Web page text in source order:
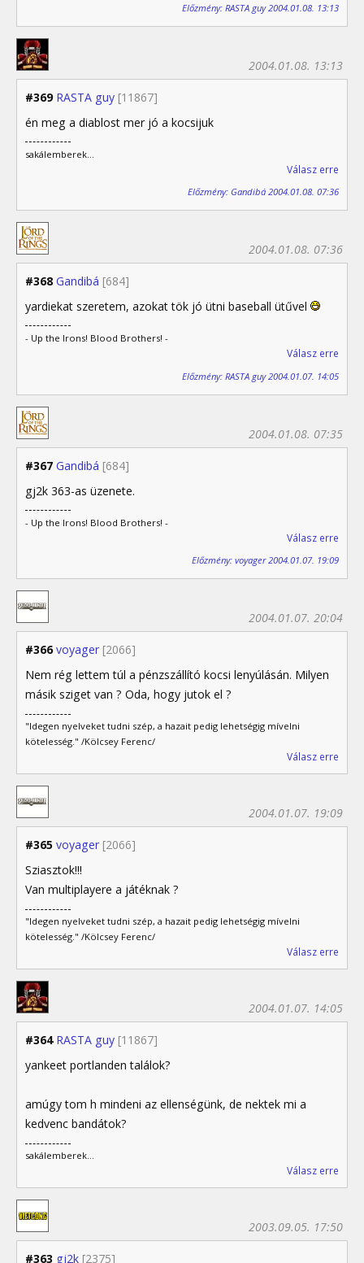
Előzmény: RASTA guy 2004.01.08. 13:13
#369 RASTA guy [11867]
2004.01.08. 13:13
én meg a diablost mer jó a kocsijuk
sakálemberek...
Válasz erre
Előzmény: Gandibá 2004.01.08. 07:36
#368 Gandibá [684]
2004.01.08. 07:36
yardiekat szeretem, azokat tök jó ütni baseball ütűvel
- Up the Irons! Blood Brothers! -
Válasz erre
Előzmény: RASTA guy 2004.01.07. 14:05
#367 Gandibá [684]
2004.01.08. 07:35
gj2k 363-as üzenete.
- Up the Irons! Blood Brothers! -
Válasz erre
Előzmény: voyager 2004.01.07. 19:09
#366 voyager [2066]
2004.01.07. 20:04
Nem rég lettem túl a pénzszállító kocsi lenyúlásán. Milyen
másik sziget van ? Oda, hogy jutok el ?
"Idegen nyelveket tudni szép, a hazait pedig lehetségig mívelni
kötelesség." /Kölcsey Ferenc/
Válasz erre
#365 voyager [2066]
2004.01.07. 19:09
Sziasztok!!!
Van multiplayere a játéknak ?
"Idegen nyelveket tudni szép, a hazait pedig lehetségig mívelni
kötelesség." /Kölcsey Ferenc/
Válasz erre
#364 RASTA guy [11867]
2004.01.07. 14:05
yankeet portlanden találok?
amúgy tom h mindeni az ellenségünk, de nektek mi a
kedvenc bandátok?
sakálemberek...
Válasz erre
#363 gj2k [2375]
2003.09.05. 17:50